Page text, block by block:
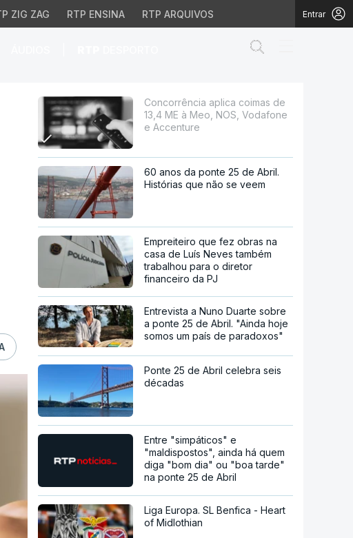
ZIG ZAG RTP ENSINA RTP ARQUIVOS Entrar
à Meo, NOS, Vodafone e
Concorrência aplica coimas de
13,4 ME à Meo, NOS, Vodafone
e Accenture
60 anos da ponte 25 de Abril.
Histórias que não se veem
Empreiteiro que fez obras na
casa de Luís Neves também
trabalhou para o diretor
financeiro da PJ
Entrevista a Nuno Duarte sobre
a ponte 25 de Abril. "Ainda hoje
somos um país de paradoxos"
Ponte 25 de Abril celebra seis
décadas
Entre "simpáticos" e
"maldispostos", ainda há quem
diga "bom dia" ou "boa tarde"
na ponte 25 de Abril
Liga Europa. SL Benfica - Heart
of Midlothian